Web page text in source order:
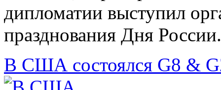
дипломатии выступил
празднования Дня
В США состоялся G8 &